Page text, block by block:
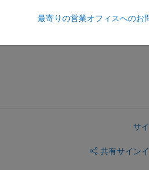
サ
共有サイン
最寄りの営業オフィスへのお